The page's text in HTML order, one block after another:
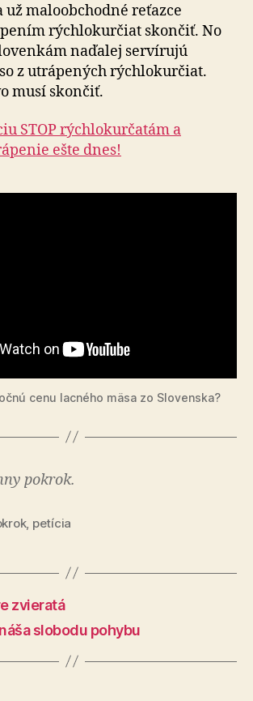
už maloobchodné reťazce
rých­lo­kur­čiat skončiť. No
na­ďa­lej servírujú
z utrápených rých­lo­kur­čiat.
musí skončiť.
STOP rýchlokurčatám a
ešte dnes!
cenu lacného mäsa zo Slovenska?
pokrok.
, petícia
zvieratá
slobodu pohybu